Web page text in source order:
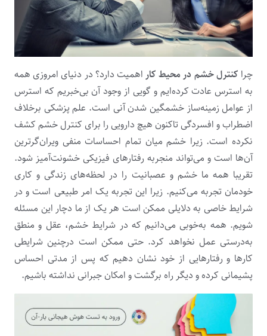
چرا کنترل خشم در محیط کار اهمیت دارد؟ در دنیای امروزی همه
به استرس عادت کرده‌ایم و گویی از وجود آن بی‌خبریم که استرس
از عوامل زمینه‌ساز خشمگین شدن آنی است. علم‌ پزشکی برخلاف
اضطراب و افسردگی تاکنون هیچ دارویی را برای کنترل خشم کشف
نکرده است. زیرا خشم میان تمام احساسات منفی ویران‌گرترین
آن‌ها است و می‌تواند منجربه رفتارهای فیزیکی خشونت‌آمیز شود.
تقریبا همه ما خشم و عصبانیت را در لحظه‌های زندگی و کاری
خودمان تجربه می‌کنیم. زیرا این تجربه یک امر طبیعی است و در
شرایط خاصی به دلایلی ممکن است هر یک از ما دچار این مسئله
شویم. همه به‌خوبی می‌دانیم که در شرایط خشم، عقل و منطق
به‌درستی عمل نخواهد کرد. حتی ممکن است درچنین شرایطی
کارها و رفتارهایی از خود نشان دهیم که پس از مدتی احساس
پشیمانی کرده و دیگر راه برگشت و امکان جبرانی نداشته باشیم.